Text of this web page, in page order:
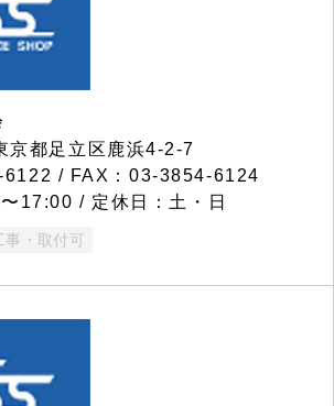
都足立区鹿浜4-2-7
/ FAX：03-3854-6124
17:00 / 定休日：土・日
事・取付可